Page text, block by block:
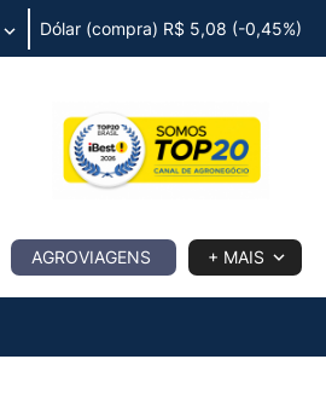
Dólar (compra) R$ 5,08 (-0,45%)
AGROVIAGENS + MAIS